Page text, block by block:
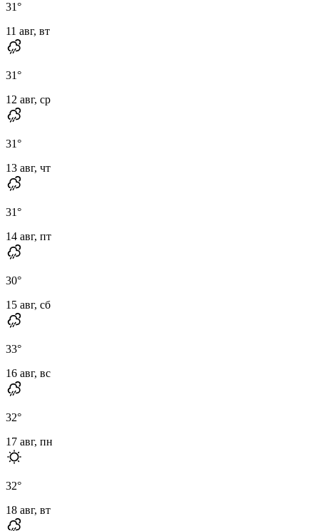
31°
11 авг, вт
31°
12 авг, ср
31°
13 авг, чт
31°
14 авг, пт
30°
15 авг, сб
33°
16 авг, вс
32°
17 авг, пн
32°
18 авг, вт